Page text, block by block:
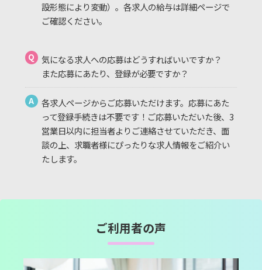
設形態により変動）。各求人の給与は詳細ページで
ご確認ください。
Q
気になる求人への応募はどうすればいいですか？
また応募にあたり、登録が必要ですか？
A
各求人ページからご応募いただけます。応募にあた
って登録手続きは不要です！ご応募いただいた後、3
営業日以内に担当者よりご連絡させていただき、面
談の上、求職者様にぴったりな求人情報をご紹介い
たします。
ご利用者の声